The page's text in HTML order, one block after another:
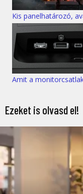
Kis panelhatározó,
Amit a
Ezeket is olvasd el!